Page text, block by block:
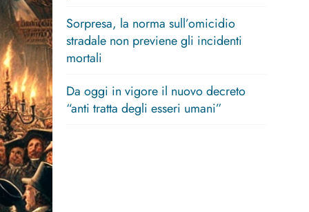
Sorpresa, la norma sull’omicidio
stradale non previene gli incidenti
mortali
Da oggi in vigore il nuovo decreto
“anti tratta degli esseri umani”